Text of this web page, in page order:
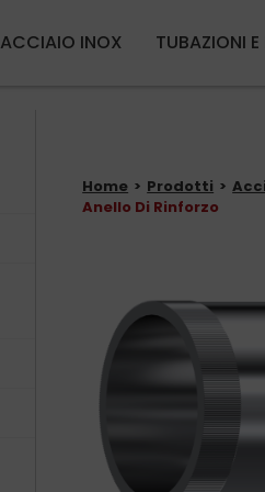
ACCIAIO INOX TUBAZIONI
Home Prodotti
Anello Di Rinforzo